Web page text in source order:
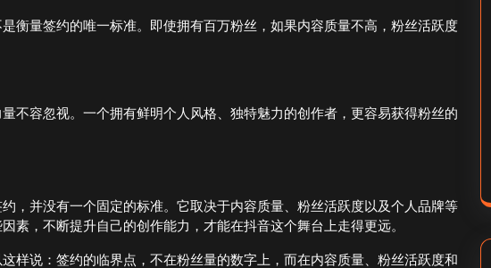
衡量签约的唯一标准。即使拥有百万粉丝，如果内容质量不高，粉丝活跃度
不容忽视。一个拥有鲜明个人风格、独特魅力的创作者，更容易获得粉丝的
，并没有一个固定的标准。它取决于内容质量、粉丝活跃度以及个人品牌等
素，不断提升自己的创作能力，才能在抖音这个舞台上走得更远。
样说：签约的临界点，不在粉丝量的数字上，而在内容质量、粉丝活跃度和